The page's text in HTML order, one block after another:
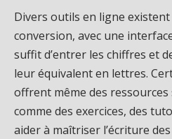
Divers outils en ligne
conversion, avec une
suffit d’entrer les chiffres et
leur équivalent en lettres.
offrent même des
comme des exercices, des
aider à maîtriser l’écriture